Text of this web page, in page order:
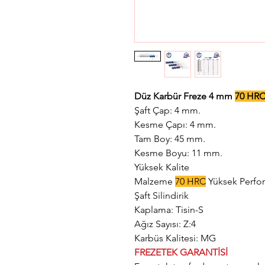
Düz Karbür Freze 4 mm 70 HRC
Şaft Çap: 4 mm.
Kesme Çapı: 4 mm.
Tam Boy: 45 mm.
Kesme Boyu: 11 mm.
Yüksek Kalite
Malzeme 70 HRC Yüksek
Şaft Silindirik
Kaplama: Tisin-S
Ağız Sayısı: Z:4
Karbüs Kalitesi: MG
FREZETEK GARANTİSİ